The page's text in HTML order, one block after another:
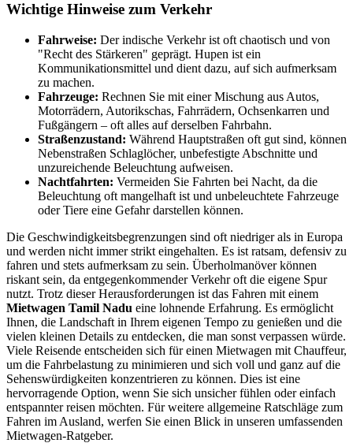
Wichtige Hinweise zum Verkehr
Fahrweise: Der indische Verkehr ist oft chaotisch und von
"Recht des Stärkeren" geprägt. Hupen ist ein
Kommunikationsmittel und dient dazu, auf sich aufmerksam
zu machen.
Fahrzeuge: Rechnen Sie mit einer Mischung aus Autos,
Motorrädern, Autorikschas, Fahrrädern, Ochsenkarren und
Fußgängern – oft alles auf derselben Fahrbahn.
Straßenzustand: Während Hauptstraßen oft gut sind, können
Nebenstraßen Schlaglöcher, unbefestigte Abschnitte und
unzureichende Beleuchtung aufweisen.
Nachtfahrten: Vermeiden Sie Fahrten bei Nacht, da die
Beleuchtung oft mangelhaft ist und unbeleuchtete Fahrzeuge
oder Tiere eine Gefahr darstellen können.
Die Geschwindigkeitsbegrenzungen sind oft niedriger als in Europa
und werden nicht immer strikt eingehalten. Es ist ratsam, defensiv zu
fahren und stets aufmerksam zu sein. Überholmanöver können
riskant sein, da entgegenkommender Verkehr oft die eigene Spur
nutzt. Trotz dieser Herausforderungen ist das Fahren mit einem
Mietwagen Tamil Nadu eine lohnende Erfahrung. Es ermöglicht
Ihnen, die Landschaft in Ihrem eigenen Tempo zu genießen und die
vielen kleinen Details zu entdecken, die man sonst verpassen würde.
Viele Reisende entscheiden sich für einen Mietwagen mit Chauffeur,
um die Fahrbelastung zu minimieren und sich voll und ganz auf die
Sehenswürdigkeiten konzentrieren zu können. Dies ist eine
hervorragende Option, wenn Sie sich unsicher fühlen oder einfach
entspannter reisen möchten. Für weitere allgemeine Ratschläge zum
Fahren im Ausland, werfen Sie einen Blick in unseren umfassenden
Mietwagen-Ratgeber.